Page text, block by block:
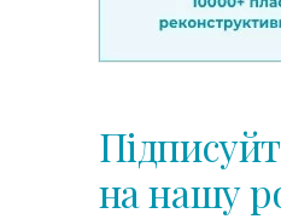
на нашу